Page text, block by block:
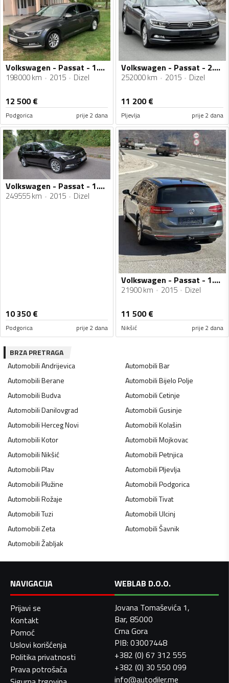
Volkswagen - Passat - 1.6 tdi
198000 km 2015 Dizel
12 500€
Podgorica prije 2 dana
Volkswagen - Passat - 2.0 tdi
252000 km 2015 Dizel
11 200€
Pljevlja prije 2 dana
Volkswagen - Passat - 1.6 TDI
249555 km 2015 Dizel
10 350€
Podgorica prije 2 dana
Volkswagen - Passat - 1.6 TDI
21900 km 2015 Dizel
11 500€
Nikšić prije 2 dana
BRZA PRETRAGA
AutomobiliAndrijevica AutomobiliBar
AutomobiliBerane AutomobiliBijelo Polje
AutomobiliBudva AutomobiliCetinje
AutomobiliDanilovgrad AutomobiliGusinje
AutomobiliHerceg Novi AutomobiliKolašin
AutomobiliKotor AutomobiliMojkovac
AutomobiliNikšić AutomobiliPetnjica
AutomobiliPlav AutomobiliPljevlja
AutomobiliPlužine AutomobiliPodgorica
AutomobiliRožaje AutomobiliTivat
AutomobiliTuzi AutomobiliUlcinj
AutomobiliZeta AutomobiliŠavnik
AutomobiliŽabljak
NAVIGACIJA
Prijavi se
Kontakt
Pomoć
Uslovi korišćenja
Politika privatnosti
Prava potrošača
WEBLAB D.O.O.
Jovana Tomaševića 1,
Bar, 85000
Crna Gora
PIB: 03007448
+382 (0) 67 312 555
+382 (0) 30 550 099
info@autodiler.me